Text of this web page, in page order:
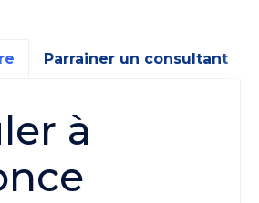
Parrainer un consultant
à